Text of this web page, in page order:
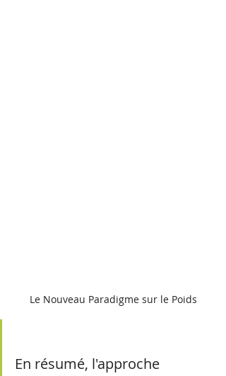
Le Nouveau Paradigme sur le Poids
En résumé, l'approche